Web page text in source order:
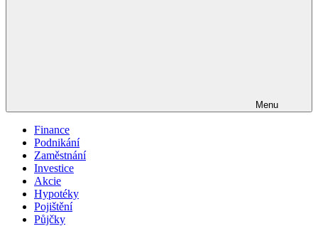
Menu
Finance
Podnikání
Zaměstnání
Investice
Akcie
Hypotéky
Pojištění
Půjčky